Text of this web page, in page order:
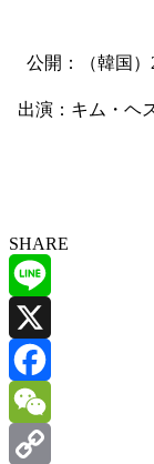
公開：（韓国）
出演：キム・ヘ
SHARE
Line
X
Facebook
WeChat